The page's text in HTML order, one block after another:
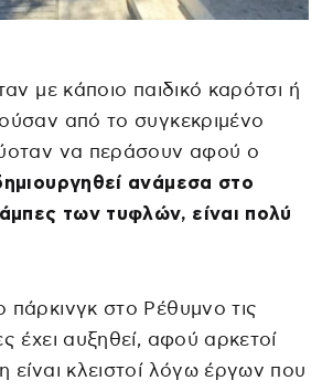
με κάποιο παιδικό καρότσι ή
από το συγκεκριμένο
να περάσουν αφού ο
ανάμεσα στο
των τυφλών, είναι πολύ
στο Ρέθυμνο τις
έχει αυξηθεί, αφού αρκετοί
είναι κλειστοί λόγω έργων που